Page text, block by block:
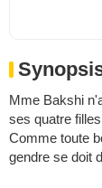
Mme Bakshi
ses quatre
Comme toute
gendre se doit